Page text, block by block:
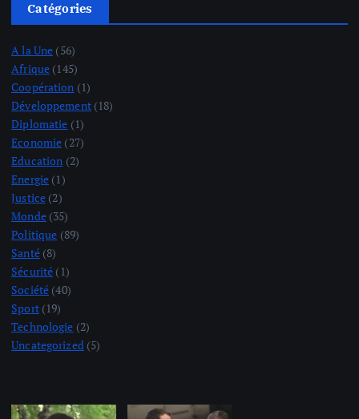
Catégories
A la Une (56)
Afrique (145)
Coopération (1)
Développement(18)
Diplomatie (1)
Economie (27)
Education (2)
Energie (1)
Justice (2)
Monde(35)
Politique (89)
Santé(8)
Sécurité (1)
Société (40)
Sport(19)
Technologie (2)
Uncategorized(5)